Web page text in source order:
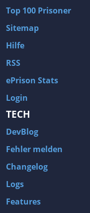
Top 100 Prisoner
Sitemap
Hilfe
RSS
ePrison Stats
Login
TECH
DevBlog
Fehler melden
Changelog
Logs
Features